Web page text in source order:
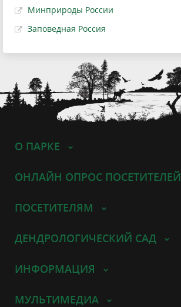
Минприроды России
Заповедная Россия
О ПАРКЕ
ОНЛАЙН ОПРОС ПОСЕТИТЕЛЕЙ
ПОСЕТИТЕЛЯМ
ДЕНДРОЛОГИЧЕСКИЙ САД
ИНФОРМАЦИЯ
МУЛЬТИМЕДИА